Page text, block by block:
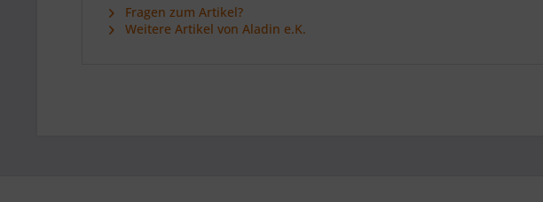
Fragen zum Artikel?
Weitere Artikel von Aladin e.K.